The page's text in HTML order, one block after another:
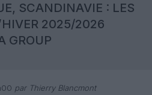
SCANDINAVIE : LES
2025/2026
GROUP
par Thierry Blancmont